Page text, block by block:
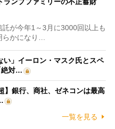
ランプファミリーの不正蓄財
が今年1～3月に3000回以上も
らかになり…
い」イーロン・マスク氏とスペ
絶対…
】銀行、商社、ゼネコンは最高
一覧を見る